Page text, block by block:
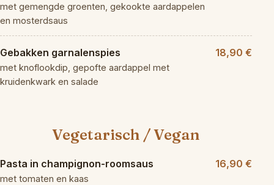
met gemengde groenten, gekookte aardappelen
en mosterdsaus
Gebakken garnalenspies
met knoflookdip, gepofte aardappel met
kruidenkwark en salade
18,90 €
Vegetarisch / Vegan
Pasta in champignon-roomsaus
met tomaten en kaas
16,90 €